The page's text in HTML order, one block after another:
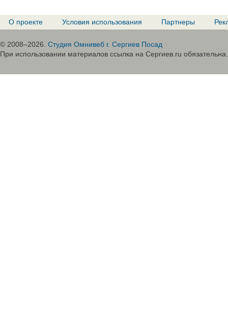
О проекте Условия использования Партнеры
© 2008–2026. Студия Омнивеб г. Сергиев Посад
При использовании материалов ссылка на Сергиев.ru обязательна.